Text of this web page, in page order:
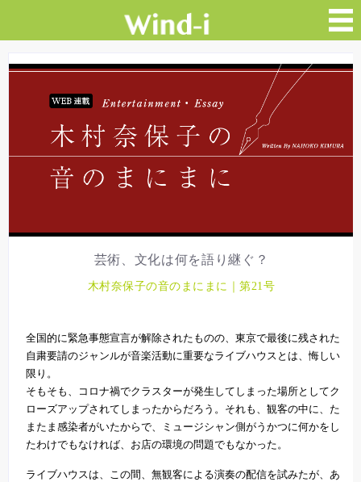
芸術、文化は何を語り継ぐ？
木村奈保子の音のまにまに｜第21号
全国的に緊急事態宣言が解除されたものの、東京で最後に残された
自粛要請のジャンルが音楽活動に重要なライブハウスとは、悔しい
限り。
そもそも、コロナ禍でクラスターが発生してしまった場所としてク
ローズアップされてしまったからだろう。それも、観客の中に、た
またま感染者がいたからで、ミュージシャン側がうかつに何かをし
たわけでもなければ、お店の環境の問題でもなかった。
ライブハウスは、この間、無観客による演奏の配信を試みたが、あ